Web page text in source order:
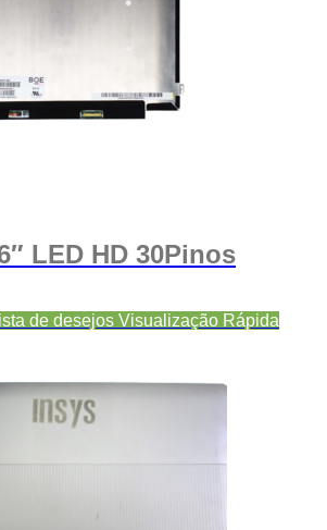
LED HD 30Pinos
de desejos Visualização Rápida